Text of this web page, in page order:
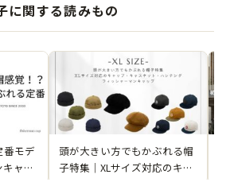
に関する読みもの
番モデ
ャッ
頭が大きい方でもかぶれる帽
子特集｜XLサイズ対応のキャ